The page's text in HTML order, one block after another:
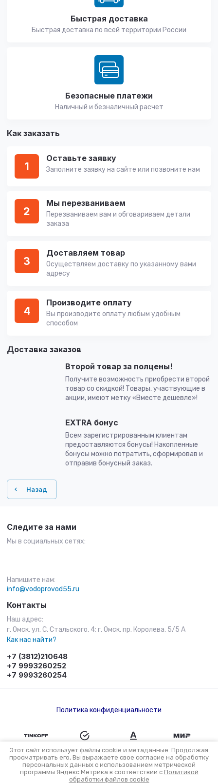
Быстрая доставка
Быстрая доставка по всей территории России
Безопасные платежи
Наличный и безналичный расчет
Как заказать
1
Оставьте заявку
Заполните заявку на сайте или позвоните нам
2
Мы перезваниваем
Перезваниваем вам и обговариваем детали
заказа
3
Доставляем товар
Осуществляем доставку по указанному вами
адресу
4
Производите оплату
Вы производите оплату любым удобным
способом
Доставка заказов
Второй товар за полцены!
Получите возможность приобрести второй
товар со скидкой! Товары, участвующие в
акции, имеют метку «Вместе дешевле»!
EXTRA бонус
Всем зарегистрированным клиентам
предоставляются бонусы! Накопленные
бонусы можно потратить, сформировав и
отправив бонусный заказ.
Назад
Следите за нами
Мы в социальных сетях:
Напишите нам:
info@vodoprovod55.ru
Контакты
Наш адрес:
г. Омск, ул. С. Стальского, 4; г. Омск, пр. Королева, 5/5 А
Как нас найти?
+7 (3812)210648
+7 9993260252
+7 9993260254
Политика конфиденциальности
Разработка интернет-магазина в Омске
Этот сайт использует файлы cookie и метаданные. Продолжая
просматривать его, Вы выражаете свое согласие на обработку
персональных данных с использованием метрической
программы Яндекс.Метрика в соответствии с Политикой
обработки файлов cookie